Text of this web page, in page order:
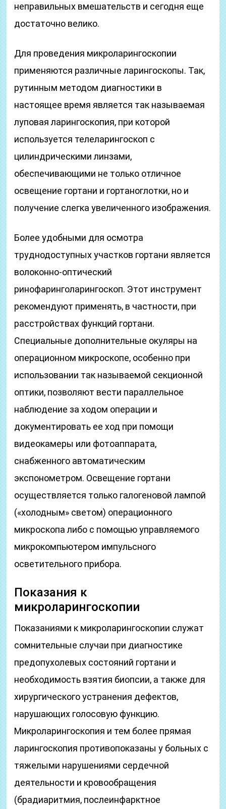
неправильных вмешательств и сегодня еще
достаточно велико.
Для проведения микроларингоскопии
применяются различные ларингоскопы. Так,
рутинным методом диагностики в
настоящее время является так называемая
луповая ларингоскопия, при которой
используется телеларингоскоп с
цилиндрическими линзами,
обеспечивающими не только отличное
освещение гортани и гортаноглотки, но и
получение слегка увеличенного изображения.
Более удобными для осмотра
труднодоступных участков гортани является
волоконно-оптический
ринофаринголарингоскоп. Этот инструмент
рекомендуют применять, в частности, при
расстройствах функций гортани.
Специальные дополнительные окуляры на
операционном микроскопе, особенно при
использовании так называемой секционной
оптики, позволяют вести параллельное
наблюдение за ходом операции и
документировать ее ход при помощи
видеокамеры или фотоаппарата,
снабженного автоматическим
экспонометром. Освещение гортани
осуществляется только галогеновой лампой
(«холодным» светом) операционного
микроскопа либо с помощью управляемого
микрокомпьютером импульсного
осветительного прибора.
Показания к
микроларингоскопии
Показаниями к микроларингоскопии служат
сомнительные случаи при диагностике
предопухолевых состояний гортани и
необходимость взятия биопсии, а также для
хирургического устранения дефектов,
нарушающих голосовую функцию.
Микроларингоскопия и тем более прямая
ларингоскопия противопоказаны у больных с
тяжелыми нарушениями сердечной
деятельности и кровообращения
(брадиаритмия, послеинфарктное